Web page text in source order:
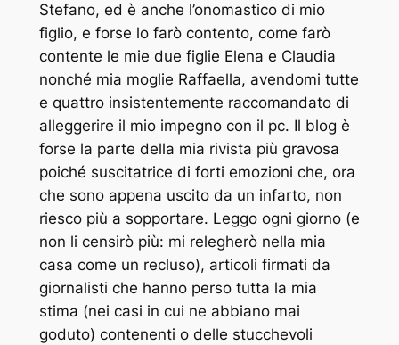
Stefano, ed è anche l’onomastico di mio
figlio, e forse lo farò contento, come farò
contente le mie due figlie Elena e Claudia
nonché mia moglie Raffaella, avendomi tutte
e quattro insistentemente raccomandato di
alleggerire il mio impegno con il pc. Il blog è
forse la parte della mia rivista più gravosa
poiché suscitatrice di forti emozioni che, ora
che sono appena uscito da un infarto, non
riesco più a sopportare. Leggo ogni giorno (e
non li censirò più: mi relegherò nella mia
casa come un recluso), articoli firmati da
giornalisti che hanno perso tutta la mia
stima (nei casi in cui ne abbiano mai
goduto) contenenti o delle stucchevoli